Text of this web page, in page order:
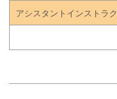
アシスタントインストラ